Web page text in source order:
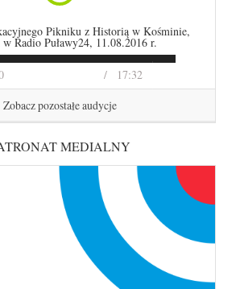
17:32
Pikniku z Historią w Kośminie,
w Radio Puławy24, 11.08.2016 r.
Zobacz pozostałe audycje
MEDIALNY